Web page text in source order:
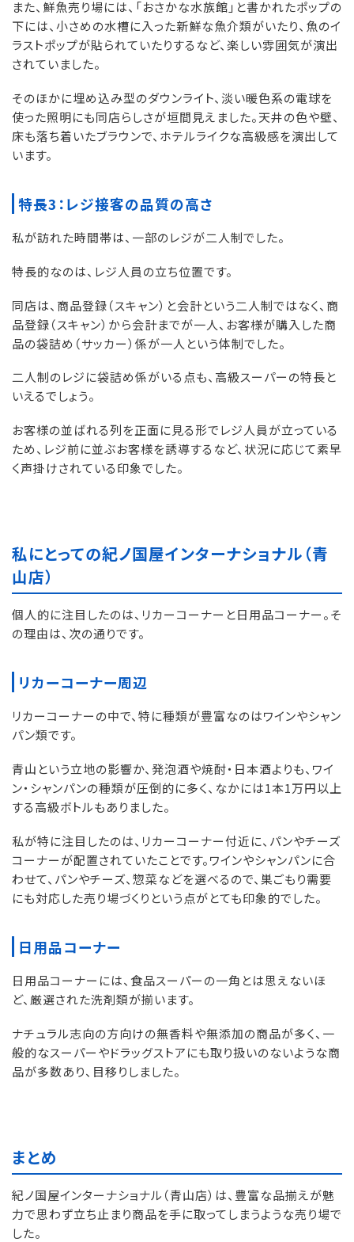
また、鮮魚売り場には、「おさかな水族館」と書かれたポップの
下には、小さめの水槽に入った新鮮な魚介類がいたり、魚のイ
ラストポップが貼られていたりするなど、楽しい雰囲気が演出
されていました。
そのほかに埋め込み型のダウンライト、淡い暖色系の電球を
使った照明にも同店らしさが垣間見えました。天井の色や壁、
床も落ち着いたブラウンで、ホテルライクな高級感を演出して
います。
特長3：レジ接客の品質の高さ
私が訪れた時間帯は、一部のレジが二人制でした。
特長的なのは、レジ人員の立ち位置です。
同店は、商品登録（スキャン）と会計という二人制ではなく、商
品登録（スキャン）から会計までが一人、お客様が購入した商
品の袋詰め（サッカー）係が一人という体制でした。
二人制のレジに袋詰め係がいる点も、高級スーパーの特長と
いえるでしょう。
お客様の並ばれる列を正面に見る形でレジ人員が立っている
ため、レジ前に並ぶお客様を誘導するなど、状況に応じて素早
く声掛けされている印象でした。
私にとっての紀ノ国屋インターナショナル（青
山店）
個人的に注目したのは、リカーコーナーと日用品コーナー。そ
の理由は、次の通りです。
リカーコーナー周辺
リカーコーナーの中で、特に種類が豊富なのはワインやシャン
パン類です。
青山という立地の影響か、発泡酒や焼酎・日本酒よりも、ワイ
ン・シャンパンの種類が圧倒的に多く、なかには1本1万円以上
する高級ボトルもありました。
私が特に注目したのは、リカーコーナー付近に、パンやチーズ
コーナーが配置されていたことです。ワインやシャンパンに合
わせて、パンやチーズ、惣菜などを選べるので、巣ごもり需要
にも対応した売り場づくりという点がとても印象的でした。
日用品コーナー
日用品コーナーには、食品スーパーの一角とは思えないほ
ど、厳選された洗剤類が揃います。
ナチュラル志向の方向けの無香料や無添加の商品が多く、一
般的なスーパーやドラッグストアにも取り扱いのないような商
品が多数あり、目移りしました。
まとめ
紀ノ国屋インターナショナル（青山店）は、豊富な品揃えが魅
力で思わず立ち止まり商品を手に取ってしまうような売り場で
した。